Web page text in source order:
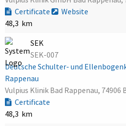
Certificate
Website
48,3 km
SEK
SEK-007
Deutsche Schulter- und
Rappenau
Vulpius Klinik Bad Rappenau, 74906
Certificate
48,3 km